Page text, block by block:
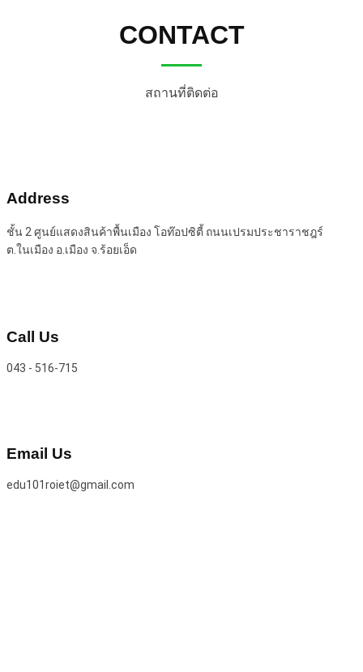
CONTACT
สถานที่ติดต่อ
Address
ชั้น 2 ศูนย์แสดงสินค้าพื้นเมือง โอท๊อปซิตี้ ถนนเปรมประชาราชฎร์
ต.ในเมือง อ.เมือง จ.ร้อยเอ็ด
Call Us
043 - 516-715
Email Us
edu101roiet@gmail.com